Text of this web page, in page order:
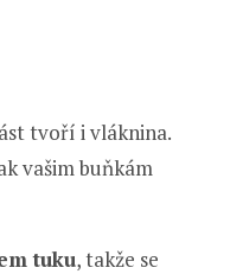
tvoří i vláknina.
vašim buňkám
tuku, takže se